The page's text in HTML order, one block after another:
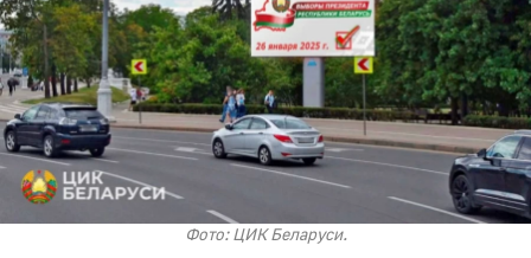
Фото: ЦИК Беларуси.